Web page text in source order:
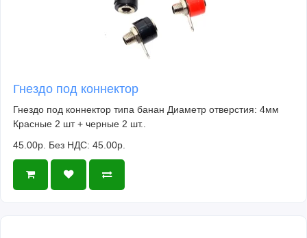
Гнездо под коннектор
Гнездо под коннектор типа банан Диаметр отверстия: 4мм
Красные 2 шт + черные 2 шт..
45.00р. Без НДС: 45.00р.